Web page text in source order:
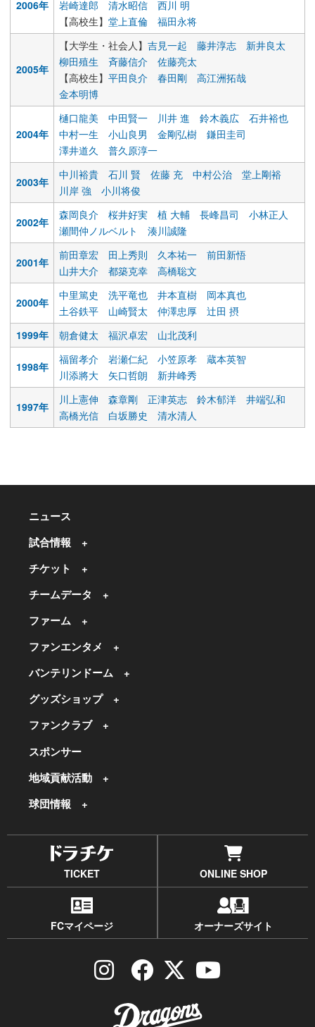
2006年
岩崎達郎
清水昭信
西川 明
【高校生】 堂上直倫 福田永将
2005年
【大学生・社会人】 吉見一起 藤井淳志
新井良太
柳田殖生
斉藤信介
佐藤亮太
【高校生】 平田良介 春田剛
高江洲拓哉
金本明博
2004年
樋口龍美 中田賢一 川井 進 鈴木義広
石井裕也
中村一生
小山良男 金剛弘樹
鎌田圭司
澤井道久
普久原淳一
2003年
中川裕貴 石川 賢 佐藤 充 中村公治
堂上剛裕
川岸 強
小川将俊
2002年
森岡良介 桜井好実 植 大輔 長峰昌司
小林正人
瀬間仲ノルベルト
湊川誠隆
2001年
前田章宏 田上秀則 久本祐一
前田新悟
山井大介
都築克幸 高橋聡文
2000年
中里篤史 洗平竜也 井本直樹
岡本真也
土谷鉄平
山崎賢太 仲澤忠厚
辻田 摂
1999年
朝倉健太 福沢卓宏 山北茂利
1998年
福留孝介 岩瀬仁紀 小笠原孝
蔵本英智
川添將大
矢口哲朗 新井峰秀
1997年
川上憲伸 森章剛 正津英志 鈴木郁洋
井端弘和
高橋光信
白坂勝史 清水清人
ニュース
試合情報
チケット
チームデータ
ファーム
ファンエンタメ
バンテリンドーム
グッズショップ
ファンクラブ
スポンサー
地域貢献活動
球団情報
TICKET ONLINE SHOP
FCマイページ オーナーズサイト